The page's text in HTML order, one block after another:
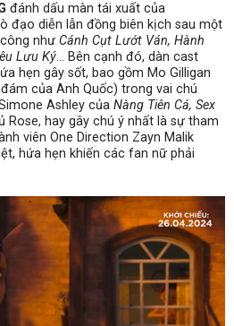
đánh dấu màn tái xuất của
đạo diễn lẫn đồng biên kịch sau một
như Cánh Cụt Lướt Ván, Hành
Lưu Ký… Bên cạnh đó, dàn cast
hẹn gây sốt, bao gồm Mo Gilligan
của Anh Quốc) trong vai chú
Ashley của Nàng Tiên Cá, Sex
Rose, hay gây chú ý nhất là sự tham
viên One Direction Zayn Malik
hứa hẹn khiến các fan nữ phải